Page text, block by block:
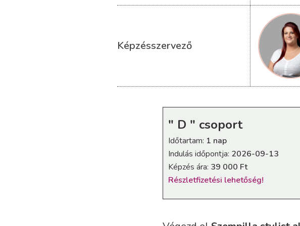
Képzésszervező
" D " csoport
Időtartam: 1 nap
Indulás időpontja: 2026-09-13
Képzés ára: 39 000 Ft
Részletfizetési lehetőség!